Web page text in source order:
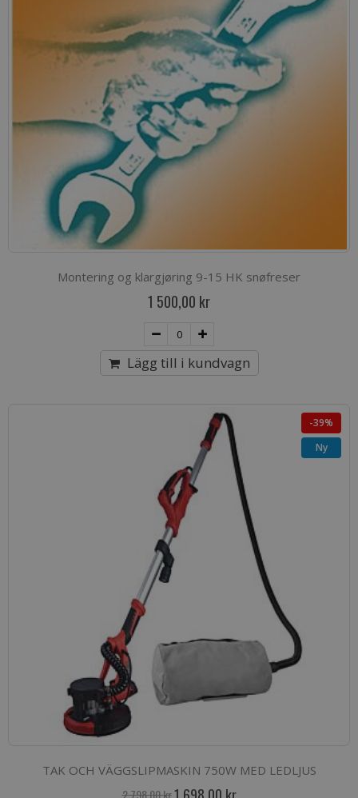
Montering og klargjøring 9-15 HK snøfreser
1 500,00 kr
Lägg till i kundvagn
-39%
Ny
TAK OCH VÄGGSLIPMASKIN 750W MED LEDLJUS
2 798,00 kr Special